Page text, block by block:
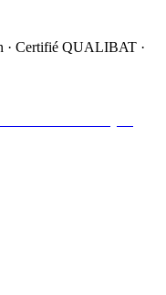
· Certifié QUALIBAT ·